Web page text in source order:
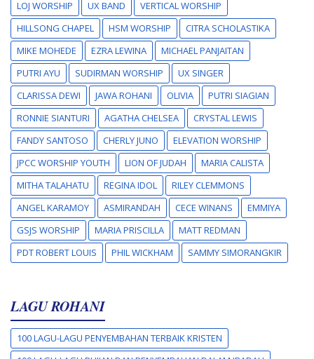
LOJ WORSHIP
UX BAND
VERTICAL WORSHIP
HILLSONG CHAPEL
HSM WORSHIP
CITRA SCHOLASTIKA
MIKE MOHEDE
EZRA LEWINA
MICHAEL PANJAITAN
PUTRI AYU
SUDIRMAN WORSHIP
UX SINGER
CLARISSA DEWI
JAWA ROHANI OLIVIA
PUTRI SIAGIAN
RONNIE SIANTURI
AGATHA CHELSEA
CRYSTAL LEWIS
FANDY SANTOSO
CHERLY JUNO
ELEVATION WORSHIP
JPCC WORSHIP YOUTH
LION OF JUDAH
MARIA CALISTA
MITHA TALAHATU
REGINA IDOL
RILEY CLEMMONS
ANGEL KARAMOY
ASMIRANDAH CECE WINANS
EMMIYA
GSJS WORSHIP
MARIA PRISCILLA
MATT REDMAN
PDT ROBERT LOUIS
PHIL WICKHAM SAMMY SIMORANGKIR
LAGU ROHANI
100 LAGU-LAGU PENYEMBAHAN TERBAIK KRISTEN